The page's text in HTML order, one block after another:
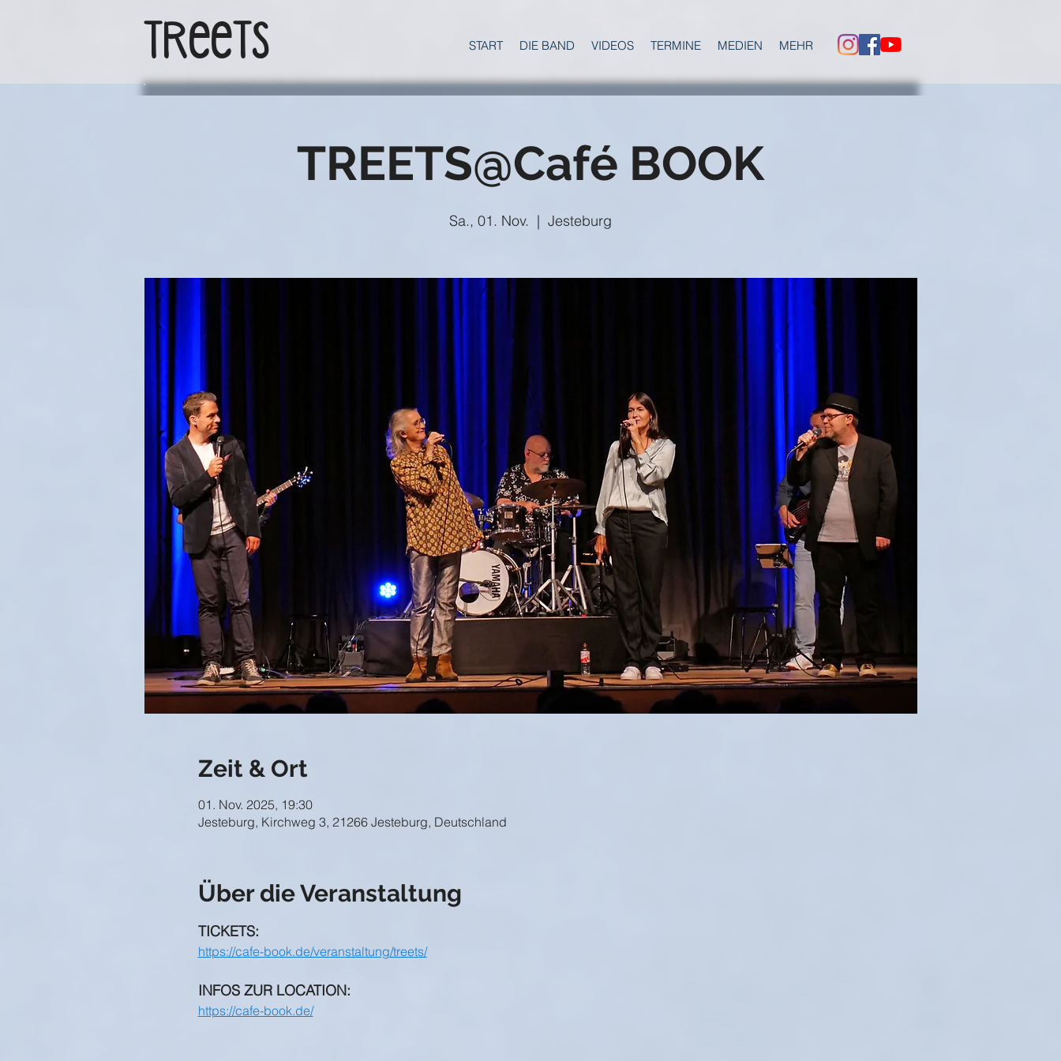
TReeTs START DIE BAND VIDEOS TERMINE MEDIEN MEHR
TREETS@Café BOOK
Sa., 01. Nov.
  |
Jesteburg
Zeit & Ort
01. Nov. 2025, 19:30
Jesteburg, Kirchweg 3, 21266 Jesteburg, Deutschland
Über die Veranstaltung
TICKETS:
https://cafe-book.de/veranstaltung/treets/
INFOS ZUR LOCATION:
https://cafe-book.de/